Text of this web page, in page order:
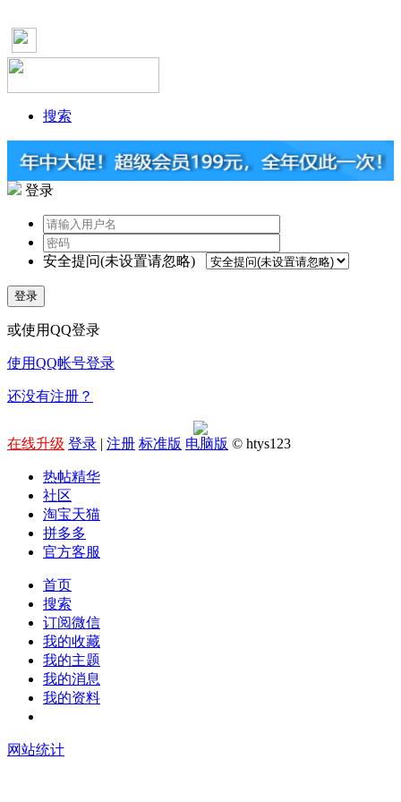
搜索
登录
安全提问(未设置请忽略)
登录
或使用QQ登录
使用QQ帐号登录
还没有注册？
在线升级 登录 | 注册 标准版 电脑版 © htys123
热帖精华
社区
淘宝天猫
拼多多
官方客服
首页
搜索
订阅微信
我的收藏
我的主题
我的消息
我的资料
网站统计